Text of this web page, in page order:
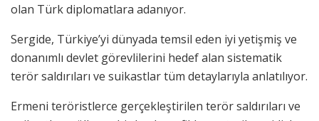
olan Türk diplomatlara adanıyor.
Sergide, Türkiye’yi dünyada temsil eden iyi yetişmiş ve
donanımlı devlet görevlilerini hedef alan sistematik
terör saldırıları ve suikastlar tüm detaylarıyla anlatılıyor.
Ermeni teröristlerce gerçekleştirilen terör saldırıları ve